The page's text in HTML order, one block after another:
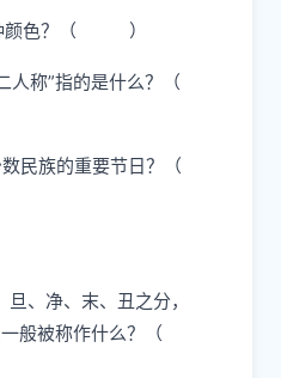
种颜色？（ ）
人称”指的是什么？（
数民族的重要节日？（
、净、末、丑之分，
一般被称作什么？（